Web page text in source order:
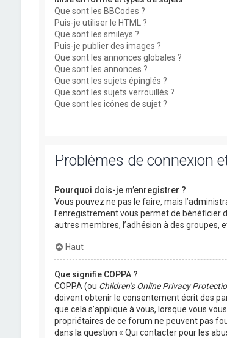
Que sont les BBCodes ?
Puis-je utiliser le HTML ?
Que sont les smileys ?
Puis-je publier des images ?
Que sont les annonces globales ?
Que sont les annonces ?
Que sont les sujets épinglés ?
Que sont les sujets verrouillés ?
Que sont les icônes de sujet ?
Problèmes de connexion
Pourquoi dois-je m’enregistrer ?
Vous pouvez ne pas le faire, mais
l’enregistrement vous permet de bénéficier
autres membres, l’adhésion à des groupes,
Haut
Que signifie COPPA ?
COPPA (ou Children’s Online Privacy
doivent obtenir le consentement écrit des
que cela s’applique à vous, lorsque vous
propriétaires de ce forum ne peuvent pas
dans la question « Qui contacter pour les